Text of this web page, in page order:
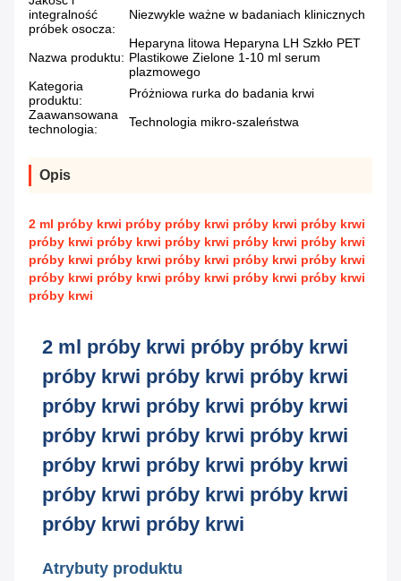
integralność
próbek osocza:
Niezwykle ważne w badaniach klinicznych
Nazwa produktu:
Heparyna litowa Heparyna LH Szkło PET
Plastikowe Zielone 1-10 ml serum
plazmowego
Kategoria
produktu:
Próżniowa rurka do badania krwi
Zaawansowana
technologia:
Technologia mikro-szaleństwa
Opis
2 ml próby krwi próby próby krwi próby krwi próby krwi
próby krwi próby krwi próby krwi próby krwi próby krwi
próby krwi próby krwi próby krwi próby krwi próby krwi
próby krwi próby krwi próby krwi próby krwi próby krwi
próby krwi
2 ml próby krwi próby próby krwi
próby krwi próby krwi próby krwi
próby krwi próby krwi próby krwi
próby krwi próby krwi próby krwi
próby krwi próby krwi próby krwi
próby krwi próby krwi próby krwi
próby krwi próby krwi
Atrybuty produktu